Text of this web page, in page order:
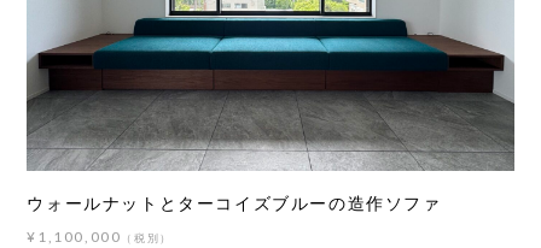
ウォールナットとターコイズブルーの造作ソファ
¥1,100,000 （税別）